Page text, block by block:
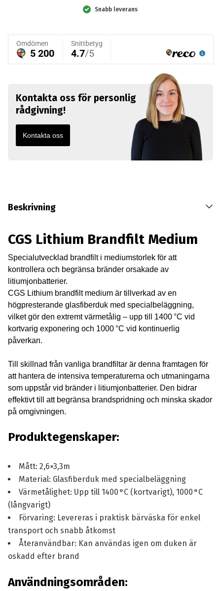
Snabb leverans
Kontakta oss för personlig
rådgivning!
Kontakta oss
Beskrivning
CGS Lithium Brandfilt Medium
Specialutvecklad brandfilt i mediumstorlek för att
kontrollera och begränsa bränder orsakade av
litiumjonbatterier.
CGS Lithium brandfilt medium är tillverkad av en
högpresterande glasfiberduk med specialbeläggning,
vilket gör den extremt värmetålig – upp till 1400 °C vid
kortvarig exponering och 1000 °C vid kontinuerlig
påverkan.
Till skillnad från vanliga brandfiltar är denna framtagen för
att hantera de intensiva temperaturerna och utmaningarna
som uppstår vid bränder i litiumjonbatterier. Den bidrar
effektivt till att begränsa brandspridning och minska skador
på omgivningen.
Produktegenskaper:
Mått: 2,6×3,3m
Material: Glasfiberduk med specialbeläggning
Värmetålighet: Upp till 1400 °C (kortvarigt), 1000 °C
(långvarigt)
Förvaring: Levereras i praktisk bärväska för enkel
transport och snabb åtkomst
Återanvändbar: Kan användas igen om duken är
oskadd efter brand
Användningsområden: